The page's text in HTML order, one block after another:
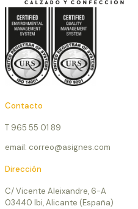
Contacto
T 965 55 01 89
email: correo@asignes.com
Dirección
C/ Vicente Aleixandre, 6-A
03440 Ibi, Alicante (España)